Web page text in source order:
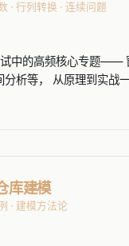
· 行列转换 · 连续问题
中的高频核心专题——
分析等， 从原理到实战
库建模
· 建模方法论